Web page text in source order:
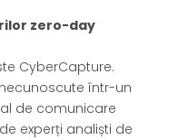
zero-day
CyberCapture.
într-un
de comunicare
experți analiști de